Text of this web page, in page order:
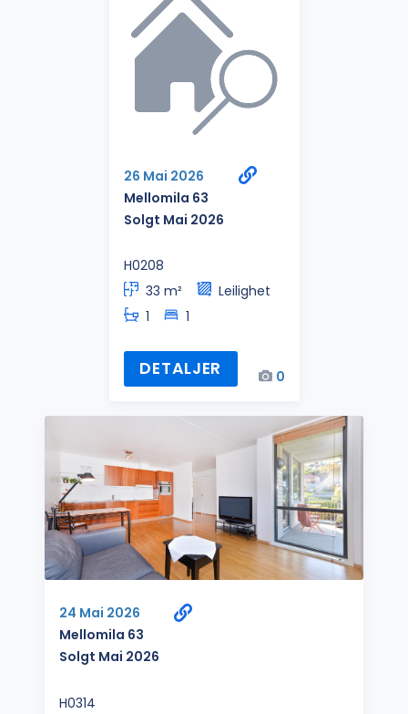
26 Mai 2026
Mellomila 63
Solgt Mai 2026
H0208
33 m²
Leilighet
1
1
DETALJER 0
24 Mai 2026
Mellomila 63
Solgt Mai 2026
H0314